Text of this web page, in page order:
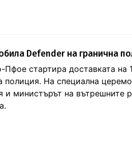
Defender на гранична
стартира доставката на
полиция. На специална
и министърът на вътрешните